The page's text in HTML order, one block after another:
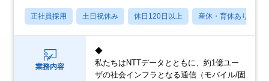
正社員採用 土日祝休み 休日120日以上 産休・育休あり
業務内容
◆
私たちはNTTデータとともに、約1億ユー
ザの社会インフラとなる通信（モバイル/固